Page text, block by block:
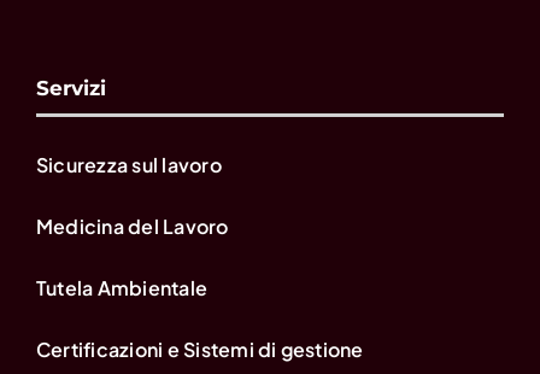
Servizi
Sicurezza sul lavoro
Medicina del Lavoro
Tutela Ambientale
Certificazioni e Sistemi di gestione